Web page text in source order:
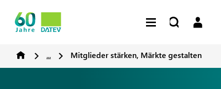
... Mitglieder stärken, Märkte gestalten